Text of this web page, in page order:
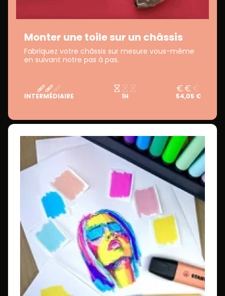
Monter une toile sur un châssis
Fabriquez votre châssis sur mesure vous-même
en suivant notre pas à pas.
INTERMÉDIAIRE 1H 54,05 €